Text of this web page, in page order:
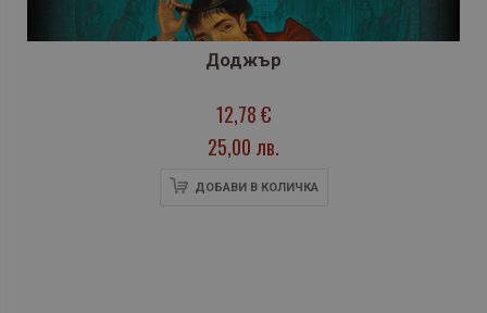
Доджър
12,78 €
25,00 лв.
ДОБАВИ В КОЛИЧКА